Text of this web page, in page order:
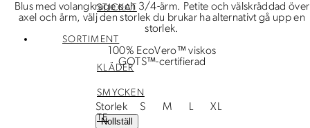
STICKAT
SORTIMENT
KLÄDER
SMYCKEN
TE
Blus med volangkrage och 3/4-ärm. Petite och välskräddad över
axel och ärm, välj den storlek du brukar ha alternativt gå upp en
storlek.
100% EcoVero™ viskos
GOTS™-certifierad
Storlek S M L XL
Nollställ